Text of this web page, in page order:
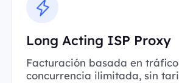
Long Acting ISP Proxy
Facturación basada en
concurrencia ilimitada, sin